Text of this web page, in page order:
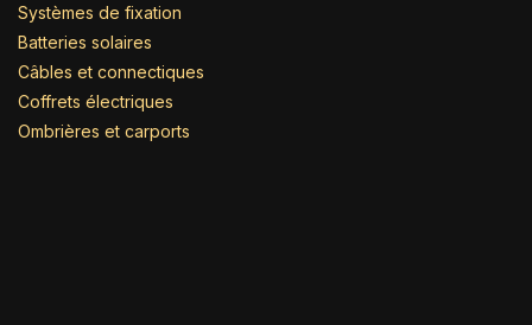
Systèmes de fixation
Batteries solaires
Câbles et connectiques
Coffrets électriques
Ombrières et carports